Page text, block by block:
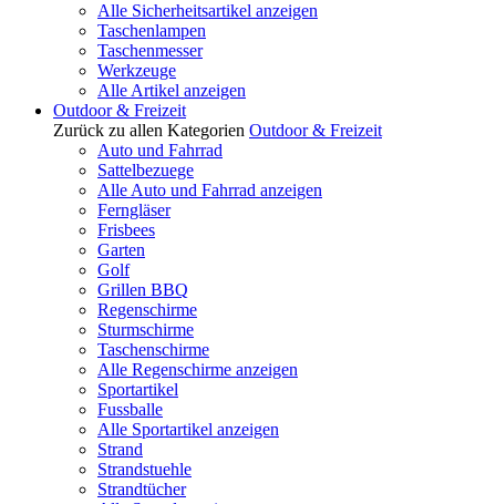
Alle Sicherheitsartikel anzeigen
Taschenlampen
Taschenmesser
Werkzeuge
Alle Artikel anzeigen
Outdoor & Freizeit
Zurück zu allen Kategorien Outdoor & Freizeit
Auto und Fahrrad
Sattelbezuege
Alle Auto und Fahrrad anzeigen
Ferngläser
Frisbees
Garten
Golf
Grillen BBQ
Regenschirme
Sturmschirme
Taschenschirme
Alle Regenschirme anzeigen
Sportartikel
Fussballe
Alle Sportartikel anzeigen
Strand
Strandstuehle
Strandtücher